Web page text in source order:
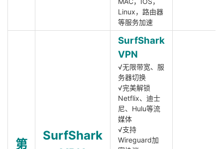
Linux，路由器
等服务加速
第
SurfShark
SurfShark
VPN
√无限带宽、服
务器切换
√完美解锁
Netflix、迪士
尼、Hulu等流
媒体
√支持
Wireguard加